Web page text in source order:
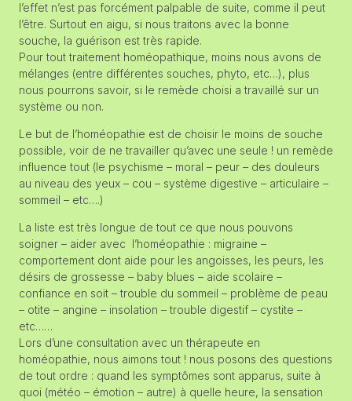
l’effet n’est pas forcément palpable de suite, comme il peut
l’être. Surtout en aigu, si nous traitons avec la bonne
souche, la guérison est très rapide.
Pour tout traitement homéopathique, moins nous avons de
mélanges (entre différentes souches, phyto, etc…), plus
nous pourrons savoir, si le remède choisi a travaillé sur un
système ou non.
Le but de l’homéopathie est de choisir le moins de souche
possible, voir de ne travailler qu’avec une seule ! un remède
influence tout (le psychisme – moral – peur – des douleurs
au niveau des yeux – cou – système digestive – articulaire –
sommeil – etc….)
La liste est très longue de tout ce que nous pouvons
soigner – aider avec l’homéopathie : migraine –
comportement dont aide pour les angoisses, les peurs, les
désirs de grossesse – baby blues – aide scolaire –
confiance en soit – trouble du sommeil – problème de peau
– otite – angine – insolation – trouble digestif – cystite –
etc……
Lors d’une consultation avec un thérapeute en
homéopathie, nous aimons tout ! nous posons des questions
de tout ordre : quand les symptômes sont apparus, suite à
quoi (météo – émotion – autre) à quelle heure, la sensation